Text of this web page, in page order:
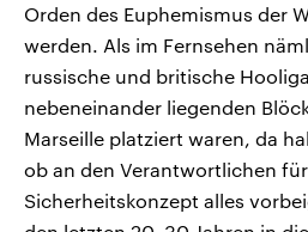
Orden des Euphemismus der
werden. Als im Fernsehen
russische und britische
nebeneinander liegenden
Marseille platziert waren, da
ob an den Verantwortlichen
Sicherheitskonzept alles